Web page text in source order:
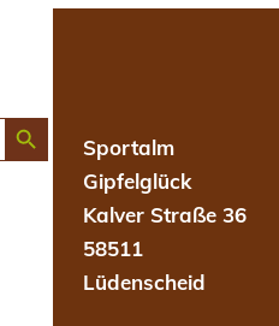
Search Button
Sportalm
Gipfelglück
Kalver Straße 36
58511
Lüdenscheid